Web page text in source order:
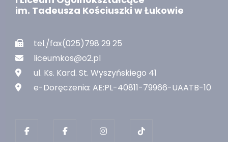
im. Tadeusza Kościuszki w Łukowie
tel./fax(025)798 29 25
liceumkos@o2.pl
ul. Ks. Kard. St. Wyszyńskiego 41
e-Doręczenia: AE:PL-40811-79966-UAATB-10